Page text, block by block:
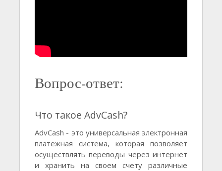
Вопрос-ответ:
Что такое AdvCash?
AdvCash - это универсальная электронная
платежная система, которая позволяет
осуществлять переводы через интернет
и хранить на своем счету различные